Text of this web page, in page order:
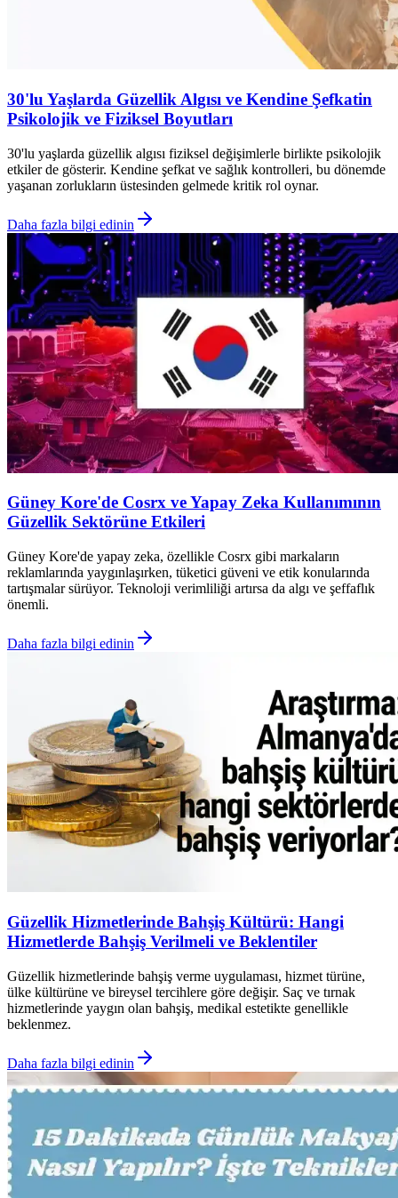
30'lu Yaşlarda Güzellik Algısı ve Kendine Şefkatin
Psikolojik ve Fiziksel Boyutları
30'lu yaşlarda güzellik algısı fiziksel değişimlerle birlikte psikolojik
etkiler de gösterir. Kendine şefkat ve sağlık kontrolleri, bu dönemde
yaşanan zorlukların üstesinden gelmede kritik rol oynar.
Daha fazla bilgi edinin
Güney Kore'de Cosrx ve Yapay Zeka Kullanımının
Güzellik Sektörüne Etkileri
Güney Kore'de yapay zeka, özellikle Cosrx gibi markaların
reklamlarında yaygınlaşırken, tüketici güveni ve etik konularında
tartışmalar sürüyor. Teknoloji verimliliği artırsa da algı ve şeffaflık
önemli.
Daha fazla bilgi edinin
Güzellik Hizmetlerinde Bahşiş Kültürü: Hangi
Hizmetlerde Bahşiş Verilmeli ve Beklentiler
Güzellik hizmetlerinde bahşiş verme uygulaması, hizmet türüne,
ülke kültürüne ve bireysel tercihlere göre değişir. Saç ve tırnak
hizmetlerinde yaygın olan bahşiş, medikal estetikte genellikle
beklenmez.
Daha fazla bilgi edinin